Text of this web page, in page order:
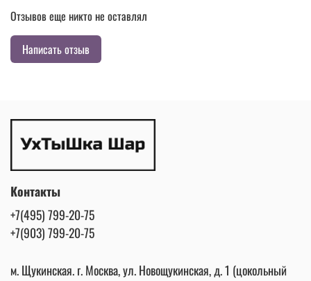
Отзывов еще никто не оставлял
Написать отзыв
Контакты
+7(495) 799-20-75
+7(903) 799-20-75
м. Щукинская. г. Москва, ул. Новощукинская, д. 1 (цокольный